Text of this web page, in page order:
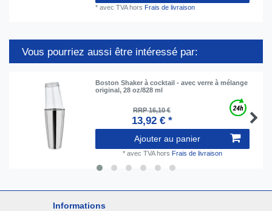
*avec TVAhors Frais de livraison
Vous pourriez aussi être intéressé par:
Boston Shaker à cocktail - avec verre à mélange
original, 28 oz/828 ml
RRP 16,10 €
13,92 € *
Ajouter au panier
* avec TVAhors Frais de livraison
Informations